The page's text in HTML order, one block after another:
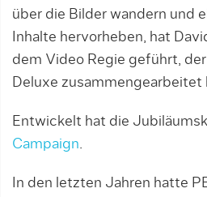
über die Bilder wandern und
Inhalte hervorheben, hat
dem Video Regie geführt,
Deluxe zusammengearbeitet
Entwickelt hat die
Campaign
In den letzten Jahren hatte